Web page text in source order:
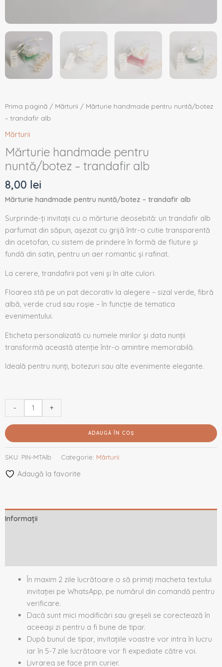
Prima pagină / Mărturii / Mărturie handmade pentru nuntă/botez
– trandafir alb
Mărturii
Mărturie handmade pentru
nuntă/botez – trandafir alb
8,00 lei
Mărturie handmade pentru nuntă/botez – trandafir alb
Surprinde-ți invitații cu o mărturie deosebită: un trandafir alb
parfumat din săpun, așezat cu grijă într-o cutie transparentă
din acetofan, cu sistem de prindere în formă de fluture și
fundă din satin, pentru un aer romantic și rafinat.
La cerere, trandafirii pot veni și în alte culori.
Floarea stă pe un pat decorativ la alegere – sizal verde, fibră
albă, verde crud sau roșie – în funcție de tematica
evenimentului.
Eticheta personalizată cu numele mirilor și data nunții
transformă această atenție într-o amintire memorabilă.
Ideală pentru nunți, botezuri sau alte evenimente elegante.
- +
ADAUGĂ ÎN COȘ
SKU: PIN-MTAlb Categorie: Mărturii
Adaugă la favorite
Informații
În maxim 2 zile lucrătoare o să primiți macheta textului
invitației pe WhatsApp, pe numărul din comandă pentru
verificare.
Dacă sunt mici modificări sau greșeli se corectează în
aceeași zi pentru a fi bune de tipar.
După bunul de tipar, invitațiile voastre vor intra în lucru
iar în 5-7 zile lucrătoare vor fi expediate către voi.
Livrarea se face prin curier.